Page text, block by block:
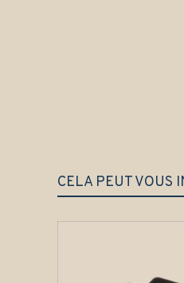
CELA PEUT VOUS